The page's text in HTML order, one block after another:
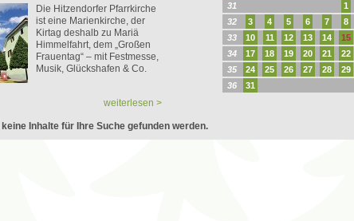
Die Hitzendorfer Pfarrkirche
ist eine Marienkirche, der
Kirtag deshalb zu Mariä
Himmelfahrt, dem „Großen
Frauentag“ – mit Festmesse,
Musik, Glückshafen & Co.
weiterlesen >
31
1
32
3 4 5 6 7 8
33
10 11 12 13 14 15
34
17 18 19 20 21 22
35
24 25 26 27 28 29
36
31
Inhalte für Ihre Suche gefunden werden.